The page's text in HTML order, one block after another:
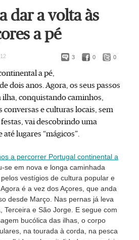
dar a volta às
a pé
3 0 0
a pé,
dois anos. Agora, os seus passos
ilha, conquistando caminhos,
conversas e culturas locais, sem
vai descobrindo uma
lugares “mágicos”.
a percorrer Portugal continental a
se em nova e longa caminhada
vestígios de cultura popular e
é a vez dos Açores, que anda
desde Março. Nas pernas já leva
Terceira e São Jorge. E segue com
bucólica das ilhas, o corpo
na tourada à corda, na pesca